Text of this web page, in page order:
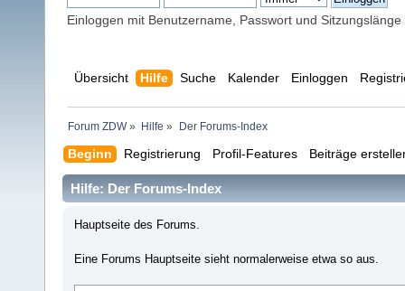
Einloggen mit Benutzername, Passwort und Sitzungslänge
Übersicht Hilfe Suche Kalender Einloggen
Forum ZDW» Hilfe » Der Forums-Index
Beginn Registrierung Profil-Features Beiträge
Hilfe: Der Forums-Index
Hauptseite des Forums.
Eine Forums Hauptseite sieht normalerweise etwa so aus.